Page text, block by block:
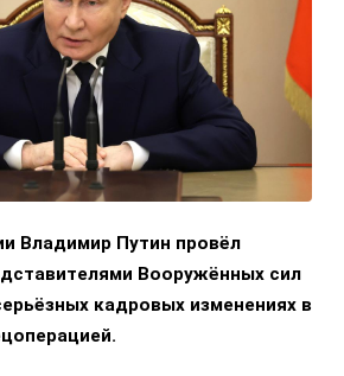
Владимир Путин провёл
Вооружённых сил
кадровых изменениях в